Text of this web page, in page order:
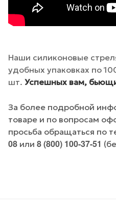
Наши силиконовые
удобных упаковках по
шт. Успешных вам,
За более подробной
товаре и по вопросам
просьба обращаться по
08 или 8 (800) 100-37-51